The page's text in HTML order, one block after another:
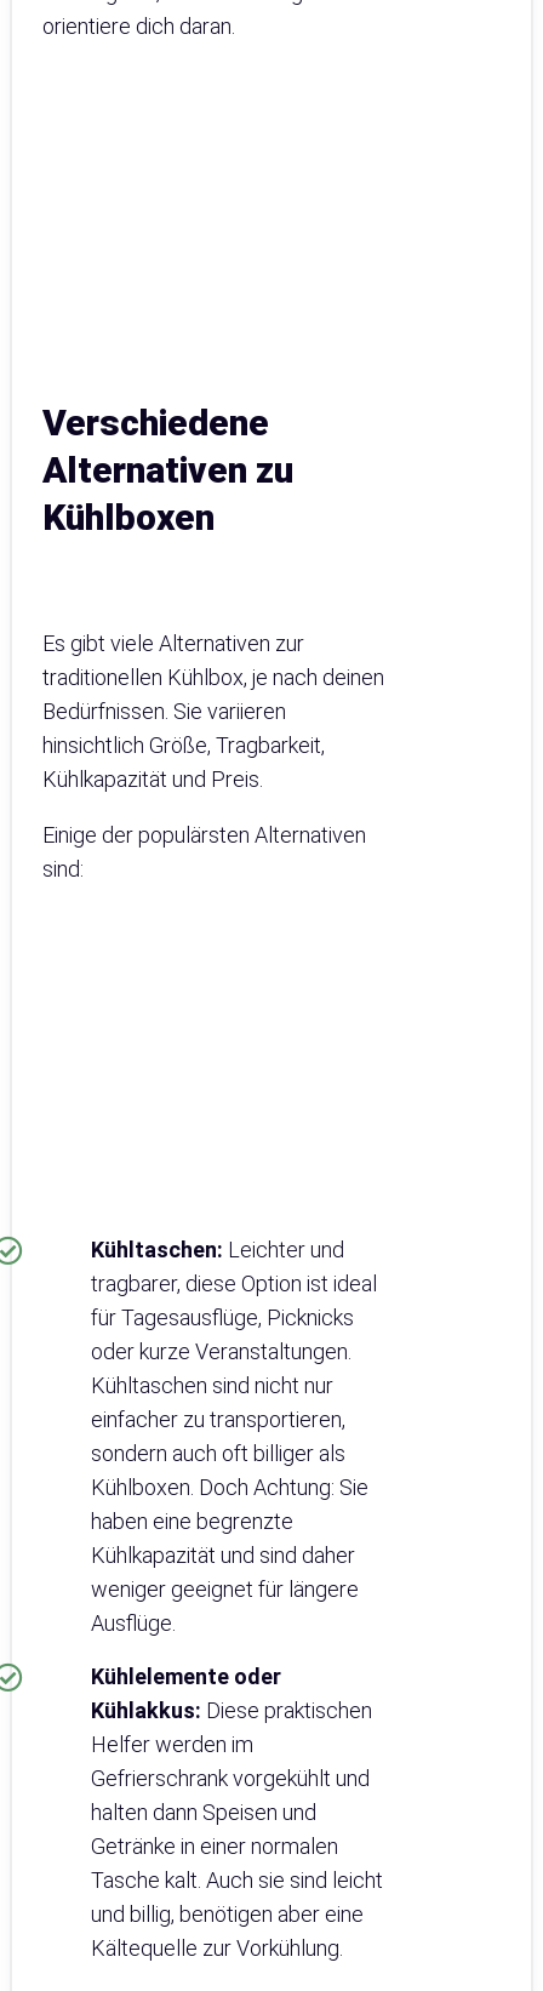
orientiere dich daran.
Verschiedene
Alternativen zu
Kühlboxen
Es gibt viele Alternativen zur
traditionellen Kühlbox, je nach deinen
Bedürfnissen. Sie variieren
hinsichtlich Größe, Tragbarkeit,
Kühlkapazität und Preis.
Einige der populärsten Alternativen
sind:
Kühltaschen: Leichter und
tragbarer, diese Option ist ideal
für Tagesausflüge, Picknicks
oder kurze Veranstaltungen.
Kühltaschen sind nicht nur
einfacher zu transportieren,
sondern auch oft billiger als
Kühlboxen. Doch Achtung: Sie
haben eine begrenzte
Kühlkapazität und sind daher
weniger geeignet für längere
Ausflüge.
Kühlelemente oder
Kühlakkus: Diese praktischen
Helfer werden im
Gefrierschrank vorgekühlt und
halten dann Speisen und
Getränke in einer normalen
Tasche kalt. Auch sie sind leicht
und billig, benötigen aber eine
Kältequelle zur Vorkühlung.